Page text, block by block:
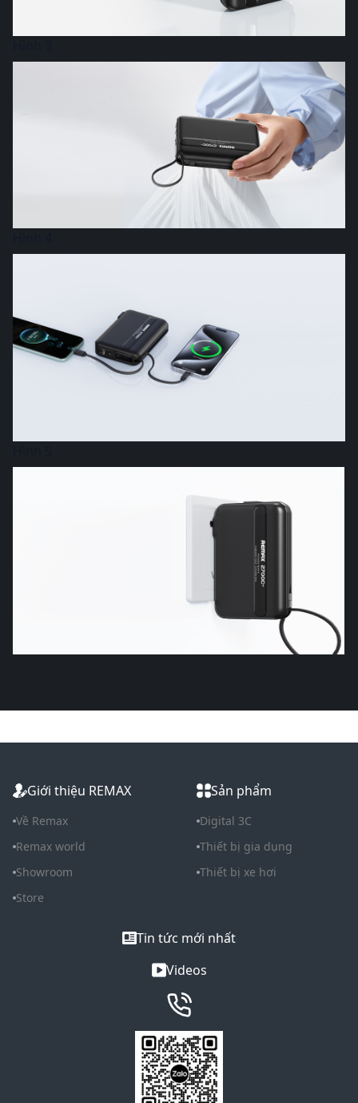
Giới thiệu REMAX
Về Remax
Remax world
Showroom
Store
Sản phẩm
Digital 3C
Thiết bị gia dụng
Thiết bị xe hơi
Tin tức mới nhất
Videos